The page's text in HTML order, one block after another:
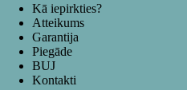
Kā iepirkties?
Atteikums
Garantija
Piegāde
BUJ
Kontakti